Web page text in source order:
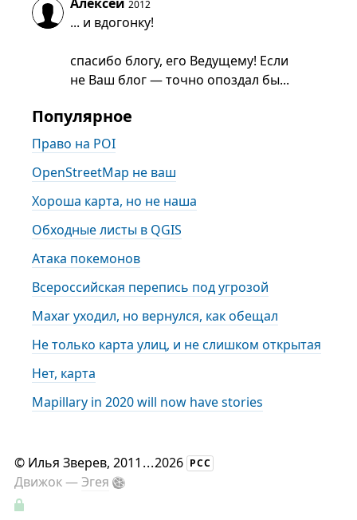
2012
... и вдогонку!
спасибо блогу, его Ведущему! Если
не Ваш блог — точно опоздал бы...
Популярное
Право на POI
OpenStreetMap не ваш
Хороша карта, но не наша
Обходные листы в QGIS
Атака покемонов
Всероссийская перепись под угрозой
Maxar уходил, но вернулся, как обещал
Не только карта улиц, и не слишком открытая
Нет, карта
Mapillary in 2020 will now have stories
© Илья Зверев, 2011 ...2026 РСС
Движок —Эгея